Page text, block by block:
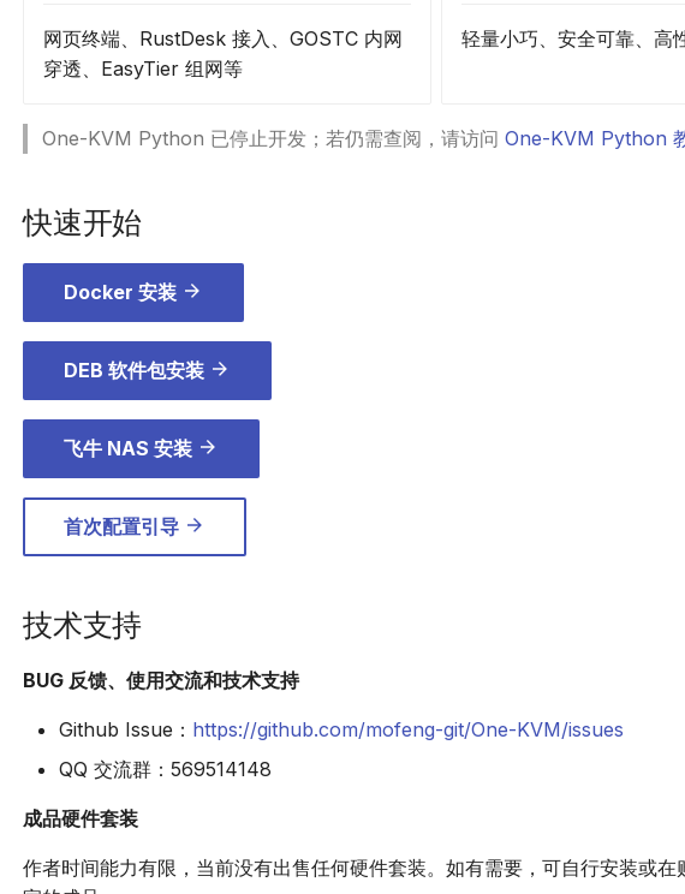
网页终端、RustDesk 接入、GOSTC 内网
穿透、EasyTier 组网等
轻量小巧、安全可靠、高
One-KVM Python 已停止开发；若仍需查阅，请访问 One-KVM Python
快速开始
Docker 安装
DEB 软件包安装
飞牛 NAS 安装
首次配置引导
技术支持
BUG 反馈、使用交流和技术支持
Github Issue： https://github.com/mofeng-git/One-KVM/issues
QQ 交流群：569514148
成品硬件套装
作者时间能力有限，当前没有出售任何硬件套装。如有需要，可自行安装或在